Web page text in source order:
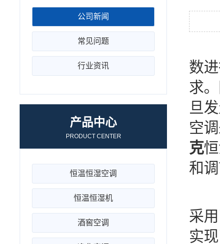
数
求
旦
空
克
和
采
实
公司新闻
常见问题
行业资讯
产品中心
PRODUCT CENTER
恒温恒湿空调
恒温恒湿机
酒窖空调